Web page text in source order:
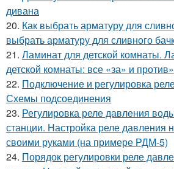
дивана
20. Как выбрать арматуру для
выбрать арматуру для сливного
21. Ламинат для детской комнаты.
детской комнаты: все «за» и против»
22. Подключение и регулировка
Схемы подсоединения
23. Регулировка реле давления
станции. Настройка реле давления
своими руками (на примере РДМ-5)
24. Порядок регулировки реле